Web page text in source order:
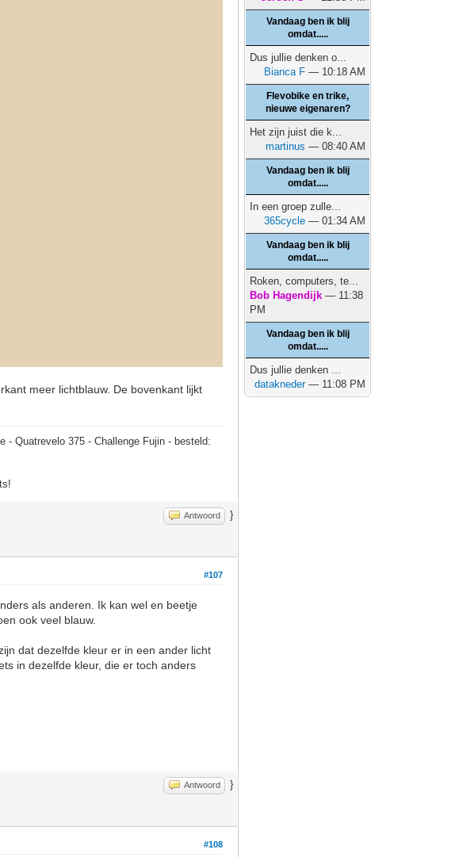
meer lichtblauw. De bovenkant lijkt
- Quatrevelo 375 - Challenge Fujin - besteld:
Antwoord }
#107
als anderen. Ik kan wel en beetje
ook veel blauw.
dat dezelfde kleur er in een ander licht
in dezelfde kleur, die er toch anders
Antwoord }
#108
Vandaag ben ik blij
omdat.....
Dus jullie denken o...
Bianca F — 10:18 AM
Flevobike en trike,
nieuwe eigenaren?
Het zijn juist die k...
martinus — 08:40 AM
Vandaag ben ik blij
omdat.....
In een groep zulle...
365cycle — 01:34 AM
Vandaag ben ik blij
omdat.....
Roken, computers, te...
Bob Hagendijk — 11:38
PM
Vandaag ben ik blij
omdat.....
Dus jullie denken ...
datakneder— 11:08 PM